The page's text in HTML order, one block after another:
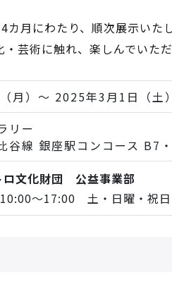
月にわたり、順次展示いた
芸術に触れ、楽しんでいただ
月）～ 2025年3月1日（土）
リー
谷線 銀座駅コンコース B7
ロ文化財団 公益事業部
～17:00 土・日曜・祝日